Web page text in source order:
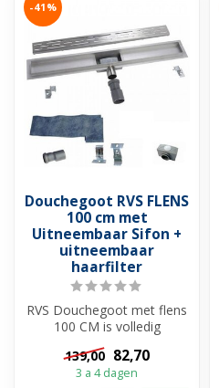
-41%
Douchegoot RVS FLENS
100 cm met
Uitneembaar Sifon +
uitneembaar
haarfilter
RVS Douchegoot met flens
100 CM is volledig
uitgevoerd met
roestvrijstaal en hee...
139,00 82,70
3 a 4 dagen